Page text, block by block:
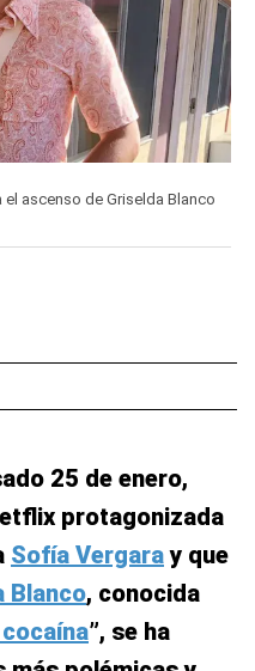
ascenso de Griselda Blanco
25 de enero,
protagonizada
Sofía Vergaray que
Blanco, conocida
”, se ha